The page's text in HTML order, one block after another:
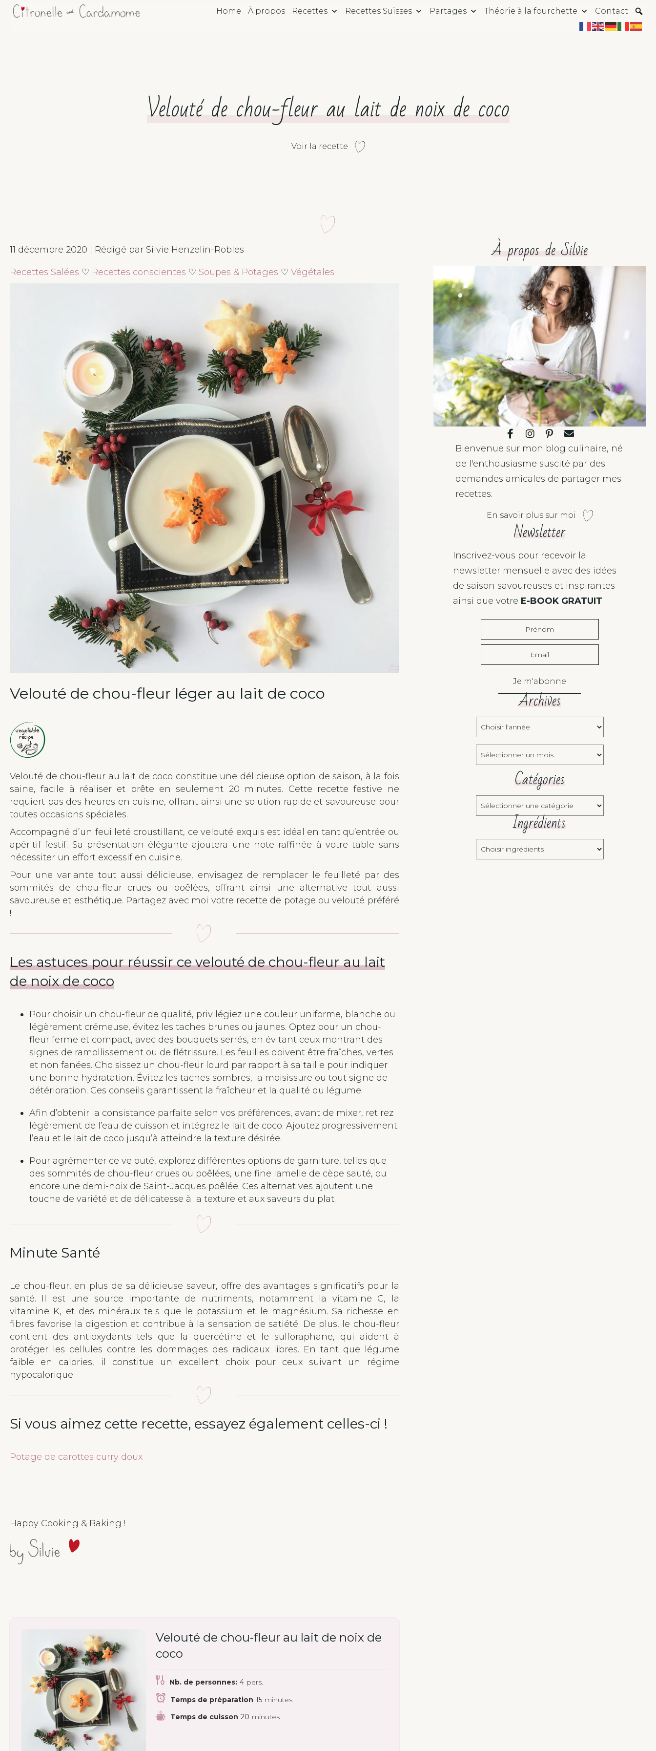
Home À propos Recettes Recettes Suisses Partages Théorie à la fourchette Contact
Velouté de chou-fleur au lait de noix de coco
Voir la recette
11 décembre 2020 | Rédigé par Silvie Henzelin-Robles
Recettes Salées ♡ Recettes conscientes ♡ Soupes & Potages ♡ Végétales
Velouté de chou-fleur léger au lait de coco
Velouté de chou-fleur au lait de coco constitue une délicieuse option de saison, à la fois
saine, facile à réaliser et prête en seulement 20 minutes. Cette recette festive ne
requiert pas des heures en cuisine, offrant ainsi une solution rapide et savoureuse pour
toutes occasions spéciales.
Accompagné d’un feuilleté croustillant, ce velouté exquis est idéal en tant qu’entrée ou
apéritif festif. Sa présentation élégante ajoutera une note raffinée à votre table sans
nécessiter un effort excessif en cuisine.
Pour une variante tout aussi délicieuse, envisagez de remplacer le feuilleté par des
sommités de chou-fleur crues ou poêlées, offrant ainsi une alternative tout aussi
savoureuse et esthétique. Partagez avec moi votre recette de potage ou velouté préféré
!
Les astuces pour réussir ce velouté de chou-fleur au lait
de noix de coco
Pour choisir un chou-fleur de qualité, privilégiez une couleur uniforme, blanche ou
légèrement crémeuse, évitez les taches brunes ou jaunes. Optez pour un chou-
fleur ferme et compact, avec des bouquets serrés, en évitant ceux montrant des
signes de ramollissement ou de flétrissure. Les feuilles doivent être fraîches, vertes
et non fanées. Choisissez un chou-fleur lourd par rapport à sa taille pour indiquer
une bonne hydratation. Évitez les taches sombres, la moisissure ou tout signe de
détérioration. Ces conseils garantissent la fraîcheur et la qualité du légume.
Afin d’obtenir la consistance parfaite selon vos préférences, avant de mixer, retirez
légèrement de l’eau de cuisson et intégrez le lait de coco. Ajoutez progressivement
l’eau et le lait de coco jusqu’à atteindre la texture désirée.
Pour agrémenter ce velouté, explorez différentes options de garniture, telles que
des sommités de chou-fleur crues ou poêlées, une fine lamelle de cèpe sauté, ou
encore une demi-noix de Saint-Jacques poêlée. Ces alternatives ajoutent une
touche de variété et de délicatesse à la texture et aux saveurs du plat.
Minute Santé
Le chou-fleur, en plus de sa délicieuse saveur, offre des avantages significatifs pour la
santé. Il est une source importante de nutriments, notamment la vitamine C, la
vitamine K, et des minéraux tels que le potassium et le magnésium. Sa richesse en
fibres favorise la digestion et contribue à la sensation de satiété. De plus, le chou-fleur
contient des antioxydants tels que la quercétine et le sulforaphane, qui aident à
protéger les cellules contre les dommages des radicaux libres. En tant que légume
faible en calories, il constitue un excellent choix pour ceux suivant un régime
hypocalorique.
Si vous aimez cette recette, essayez également celles-ci !
Potage de carottes curry doux
Happy Cooking & Baking !
Velouté de chou-fleur au lait de noix de
coco
Nb. de personnes: 4 pers.
Temps de préparation 15 minutes
Temps de cuisson 20 minutes
À propos de Silvie
Bienvenue sur mon blog culinaire, né
de l'enthousiasme suscité par des
demandes amicales de partager mes
recettes.
En savoir plus sur moi
Newsletter
Inscrivez-vous pour recevoir la
newsletter mensuelle avec des idées
de saison savoureuses et inspirantes
ainsi que votre E-BOOK GRATUIT
Je m'abonne
Archives
Choisir
l'année:
Archives
Catégories
Catégories
Ingrédients
Choisir
ingrédients